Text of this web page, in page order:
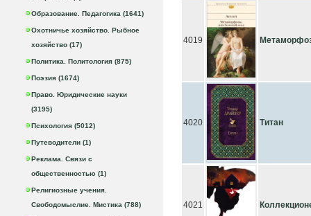
Образование. Педагогика (1641)
Охотничье хозяйство. Рыбное
хозяйство (17)
Политика. Политология (875)
Поэзия (1674)
Право. Юридические науки
(3195)
Психология (5012)
Путеводители (1)
Реклама. Связи с
общественностью (1)
Религиозные учения.
Свободомыслие. Мистика (788)
4019
4020 Титан
4021